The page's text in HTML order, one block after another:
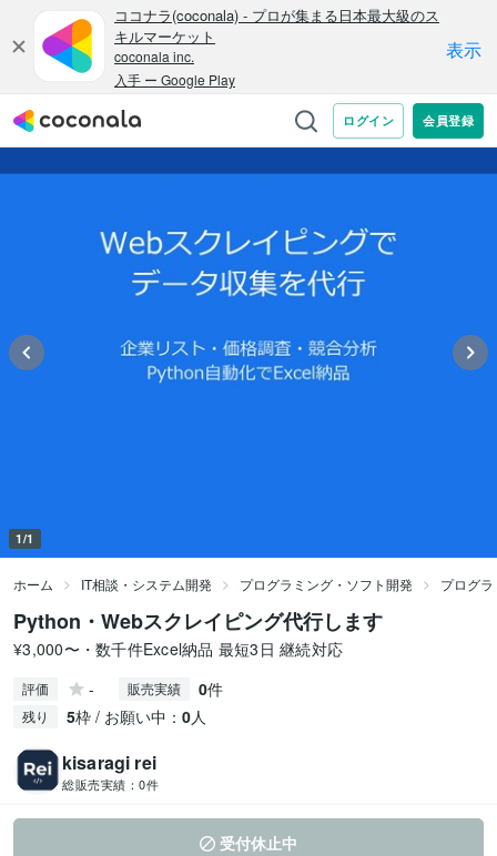
1/1
ホーム IT相談・システム開発 プログラミング・ソフト開発 プログ
Python・Webスクレイピング代行します
¥3,000〜・数千件Excel納品 最短3日 継続対応
評価 - 販売実績 0件
残り 5枠 / お願い中： 0人
kisaragi rei
総販売実績： 0件
受付休止中